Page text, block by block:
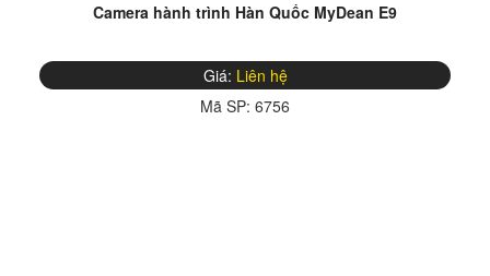
Camera hành trình Hàn Quốc MyDean E9
Giá: Liên hệ
Mã SP: 6756